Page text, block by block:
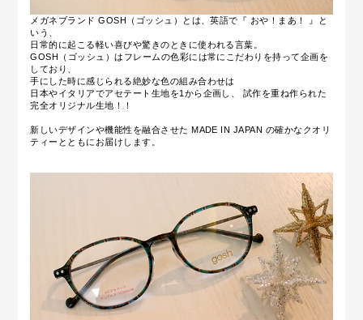
メガネブランド GOSH（ゴッシュ）とは、英語で『 おや！まあ！ 』と
いう、
日常的に起こる軽い喜びや驚きのときに使われる言葉。
GOSH（ゴッシュ）はフレームの色彩には常にこだわりを持って企画を
しており、
手にした時に感じられる絶妙な色の組み合わせは
日本やイタリアでアセテート生地を1から企画し、 試作を重ね作られた
完全オリジナル生地！！
新しいデザインや機能性を融合させた MADE IN JAPAN の確かなクオリ
ティーとともにお届けします。